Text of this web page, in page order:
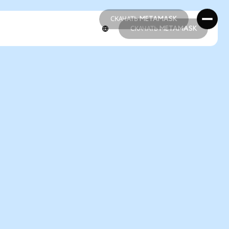
СКАЧАТЬ METAMASK
СКАЧАТЬ METAMASK
СКАЧАТЬ METAMASK